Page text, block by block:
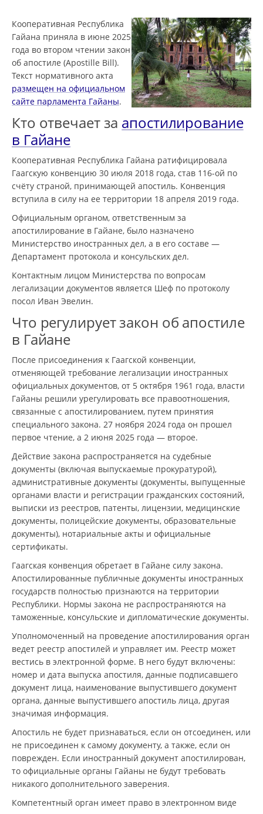
Кооперативная Республика
Гайана приняла в июне 2025
года во втором чтении закон
об апостиле (Apostille Bill).
Текст нормативного акта
размещен на официальном
сайте парламента Гайаны.
Кто отвечает за апостилирование
в Гайане
Кооперативная Республика Гайана ратифицировала
Гаагскую конвенцию 30 июля 2018 года, став 116-ой по
счёту страной, принимающей апостиль. Конвенция
вступила в силу на ее территории 18 апреля 2019 года.
Официальным органом, ответственным за
апостилирование в Гайане, было назначено
Министерство иностранных дел, а в его составе —
Департамент протокола и консульских дел.
Контактным лицом Министерства по вопросам
легализации документов является Шеф по протоколу
посол Иван Эвелин.
Что регулирует закон об апостиле
в Гайане
После присоединения к Гаагской конвенции,
отменяющей требование легализации иностранных
официальных документов, от 5 октября 1961 года, власти
Гайаны решили урегулировать все правоотношения,
связанные с апостилированием, путем принятия
специального закона. 27 ноября 2024 года он прошел
первое чтение, а 2 июня 2025 года — второе.
Действие закона распространяется на судебные
документы (включая выпускаемые прокуратурой),
административные документы (документы, выпущенные
органами власти и регистрации гражданских состояний,
выписки из реестров, патенты, лицензии, медицинские
документы, полицейские документы, образовательные
документы), нотариальные акты и официальные
сертификаты.
Гаагская конвенция обретает в Гайане силу закона.
Апостилированные публичные документы иностранных
государств полностью признаются на территории
Республики. Нормы закона не распространяются на
таможенные, консульские и дипломатические документы.
Уполномоченный на проведение апостилирования орган
ведет реестр апостилей и управляет им. Реестр может
вестись в электронной форме. В него будут включены:
номер и дата выпуска апостиля, данные подписавшего
документ лица, наименование выпустившего документ
органа, данные выпустившего апостиль лица, другая
значимая информация.
Апостиль не будет признаваться, если он отсоединен, или
не присоединен к самому документу, а также, если он
поврежден. Если иностранный документ апостилирован,
то официальные органы Гайаны не будут требовать
никакого дополнительного заверения.
Компетентный орган имеет право в электронном виде